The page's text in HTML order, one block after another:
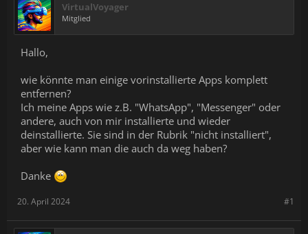
VirtualVoyager
Mitglied
Hallo,
wie könnte man einige vorinstallierte Apps komplett
entfernen?
Ich meine Apps wie z.B. "WhatsApp", "Messenger" oder
andere, auch von mir installierte und wieder
deinstallierte. Sie sind in der Rubrik "nicht installiert",
aber wie kann man die auch da weg haben?
Danke
#1
20. April 2024